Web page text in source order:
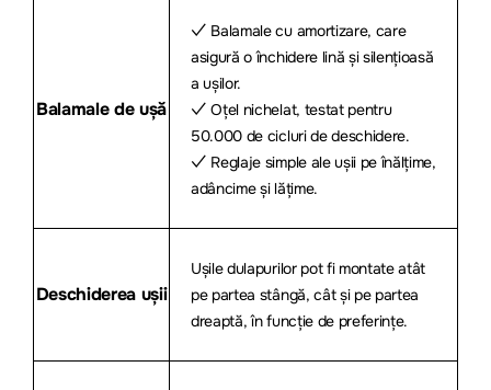
Balamale de ușă
✓ Balamale cu amortizare, care
asigură o închidere lină și silențioasă
a ușilor.
✓ Oțel nichelat, testat pentru
50.000 de cicluri de deschidere.
✓ Reglaje simple ale ușii pe înălțime,
adâncime și lățime.
Deschiderea ușii
Ușile dulapurilor pot fi montate atât
pe partea stângă, cât și pe partea
dreaptă, în funcție de preferințe.